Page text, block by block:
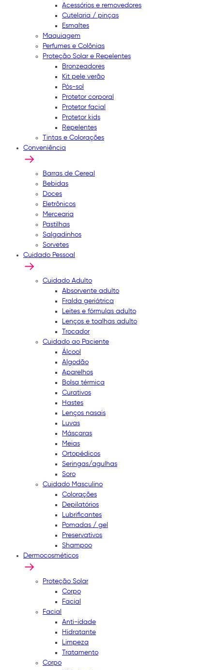
Acessórios e removedores
Cutelaria / pinças
Esmaltes
Maquiagem
Perfumes e Colônias
Proteção Solar e Repelentes
Bronzeadores
Kit pele verão
Pós-sol
Protetor corporal
Protetor facial
Protetor kids
Repelentes
Tintas e Colorações
Conveniência
Barras de Cereal
Bebidas
Doces
Eletrônicos
Mercearia
Pastilhas
Salgadinhos
Sorvetes
Cuidado Pessoal
Cuidado Adulto
Absorvente adulto
Fralda geriátrica
Leites e fórmulas adulto
Lenços e toalhas adulto
Trocador
Cuidado ao Paciente
Álcool
Algodão
Aparelhos
Bolsa térmica
Curativos
Hastes
Lenços nasais
Luvas
Máscaras
Meias
Ortopédicos
Seringas/agulhas
Soro
Cuidado Masculino
Colorações
Depilatórios
Lubrificantes
Pomadas / gel
Preservativos
Shampoo
Dermocosméticos
Proteção Solar
Corpo
Facial
Facial
Anti-idade
Hidratante
Limpeza
Tratamento
Corpo